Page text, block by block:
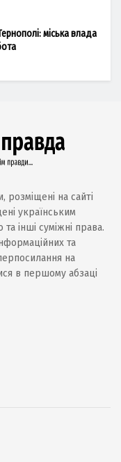
міська влада
розміщені на сайті
українським
інші суміжні права.
та
на
в першому абзаці